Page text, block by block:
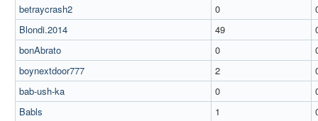
betraycrash2
0
Blondi.2014
49
bonAbrato
0
boynextdoor777
2
bab-ush-ka
0
Babls
1